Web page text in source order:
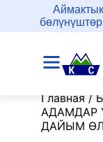
Аймактык
бөлүнүштөр
Главная /
АДАМДАР
ДАЙЫМ